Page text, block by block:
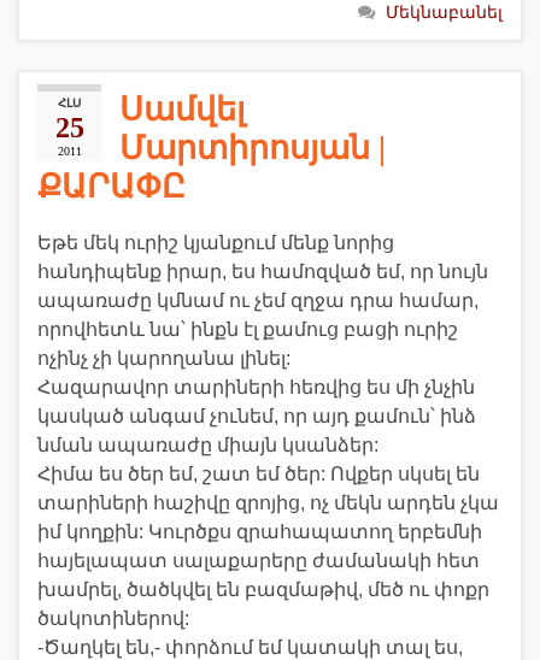
Մեկնաբանել
ՀԼՍ
25
2011
Սամվել
Մարտիրոսյան |
ՔԱՐԱՓԸ
Եթե մեկ ուրիշ կյանքում մենք նորից
հանդիպենք իրար, ես համոզված եմ, որ նույն
ապառաժը կմնամ ու չեմ զղջա դրա համար,
որովհետև նա՝ ինքն էլ քամուց բացի ուրիշ
ոչինչ չի կարողանա լինել:
Հազարավոր տարիների հեռվից ես մի չնչին
կասկած անգամ չունեմ, որ այդ քամուն՝ ինձ
նման ապառաժը միայն կսանձեր:
Հիմա ես ծեր եմ, շատ եմ ծեր: Ովքեր սկսել են
տարիների հաշիվը զրոյից, ոչ մեկն արդեն չկա
իմ կողքին: Կուրծքս զրահապատող երբեմնի
հայելապատ սալաքարերը ժամանակի հետ
խամրել, ծածկվել են բազմաթիվ, մեծ ու փոքր
ծակոտիներով:
-Ծաղկել են,- փորձում եմ կատակի տալ ես,